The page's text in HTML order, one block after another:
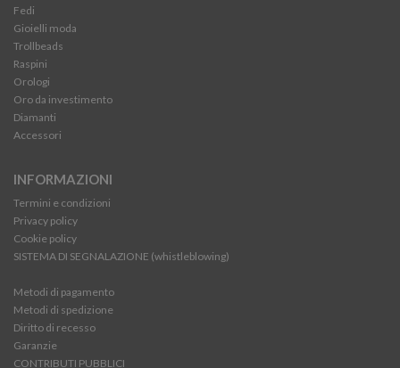
Fedi
Gioielli moda
Trollbeads
Raspini
Orologi
Oro da investimento
Diamanti
Accessori
INFORMAZIONI
Termini e condizioni
Privacy policy
Cookie policy
SISTEMA DI SEGNALAZIONE (whistleblowing)
Metodi di pagamento
Metodi di spedizione
Diritto di recesso
Garanzie
CONTRIBUTI PUBBLICI